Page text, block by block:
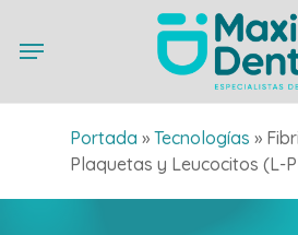
main
Menu
Portada » Tecnologías »
Plaquetas y Leucocitos (L-